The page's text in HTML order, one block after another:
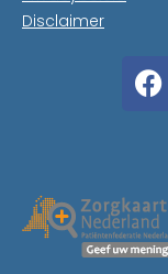
Disclaimer